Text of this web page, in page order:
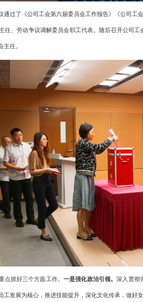
通过了《公司工会第六届委员会工作报告》《公司
任、劳动争议调解委员会职工代表。随后召开公司
任。
点抓好三个方面工作。一是强化政治引领。深入贯彻
工发展为核心，推进技能提升，深化文化传承，做好